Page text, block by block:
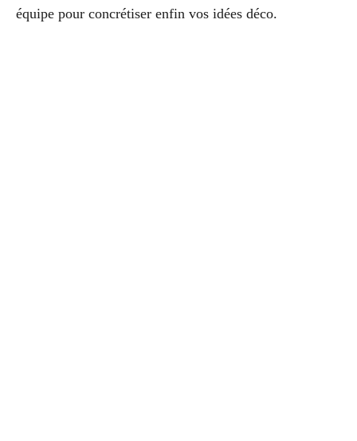
équipe pour concrétiser enfin vos idées déco.